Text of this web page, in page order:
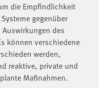
die Empfindlichkeit
gegenüber
des
können verschiedene
werden,
reaktive, private und
Maßnahmen.